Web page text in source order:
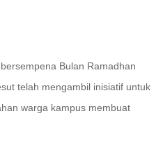
Bulan Ramadhan
telah mengambil inisiatif untuk
warga kampus membuat